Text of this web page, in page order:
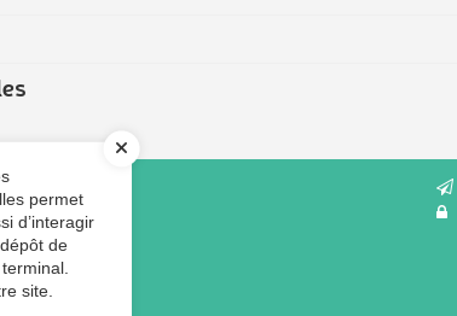
permet
d’interagir
de
site.